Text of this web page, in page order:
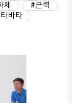
체
#근력
바타